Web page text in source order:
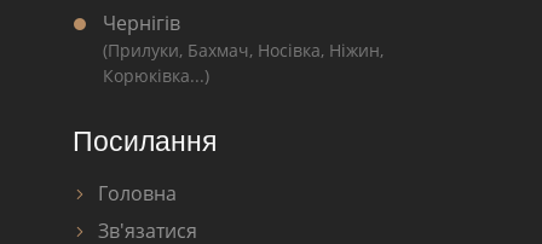
Чернігів
(Прилуки, Бахмач, Носівка, Ніжин,
Корюківка...)
Посилання
Головна
Зв'язатися